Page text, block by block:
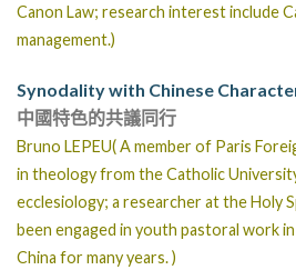
Canon Law; research interest include
management.)
Synodality with Chinese
中國特色的共議同行
Bruno LEPEU( A member of Paris
in theology from the Catholic
ecclesiology; a researcher at the Holy
been engaged in youth pastoral work
China for many years. )